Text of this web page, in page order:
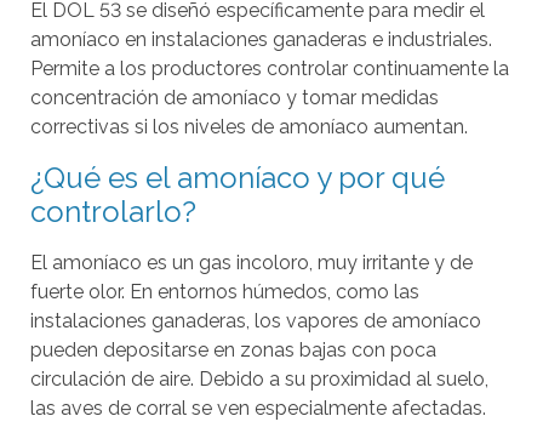
a
s
e
l
c
i
o
n
a
r
l
El DOL 53 se diseñó específicamente para medir el
amoníaco en instalaciones ganaderas e industriales.
Permite a los productores controlar continuamente la
concentración de amoníaco y tomar medidas
correctivas si los niveles de amoníaco aumentan.
¿Qué es el amoníaco y por qué
controlarlo?
El amoníaco es un gas incoloro, muy irritante y de
fuerte olor. En entornos húmedos, como las
instalaciones ganaderas, los vapores de amoníaco
pueden depositarse en zonas bajas con poca
circulación de aire. Debido a su proximidad al suelo,
las aves de corral se ven especialmente afectadas.